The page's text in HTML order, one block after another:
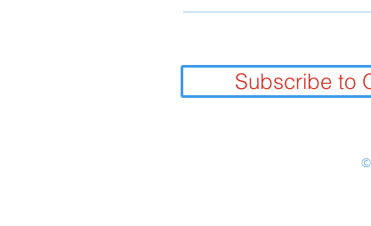
Subscribe to
©